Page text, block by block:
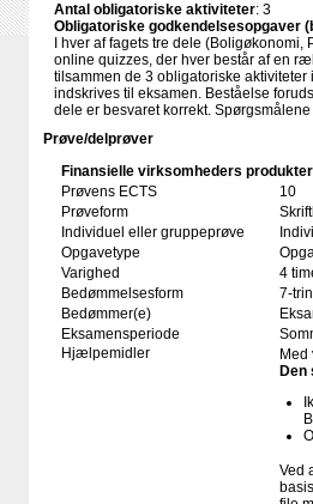
Antal obligatoriske aktiviteter: 3
Obligatoriske godkendelsesopgaver
I hver af fagets tre dele
online quizzes, der hver består af en
tilsammen de 3 obligatoriske
indskrives til eksamen. Beståelse
dele er besvaret korrekt.
Prøve/delprøver
Finansielle virksomheders
Prøvens ECTS
10
Prøveform
Individuel eller gruppeprøve
Opgavetype
Varighed
4
Bedømmelsesform
7-
Bedømmer(e)
Eksamensperiode
Hjælpemidler
Den
Ved